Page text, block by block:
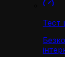
Тест